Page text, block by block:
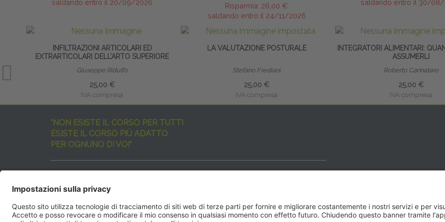
saldando entro il 20/09/2026
Risparmia: 26,00 €
saldando entro il 24/11/2026
saldando entro il 30/08/
INFILTRAZIONI ARTICOLARI ED
EXTRARTICOLARI DELL’ARTO SUPERIORE
Giuseppe Ridulfo
25,00 €
IVA compresa
LA VALUTAZIONE POSTURALE
Stefano Frediani
25,00 €
IVA compresa
INTEGRATORI ALIMENTARI:
ASSUMERLI
Roberto Cannataro
25,00 €
IVA compresa
"NON ESISTE IL CORSO PER TUTTI
ESISTE IL CORSO PIÙ ADATTO
PER OGNUNO DI VOI"
ma rispondenti a diverse esigenze formative
e di aggiornamento professionale.
EdiAcademyvuole aiutarvi nella scelta dell’evento ideale
SEGUICI QUI: